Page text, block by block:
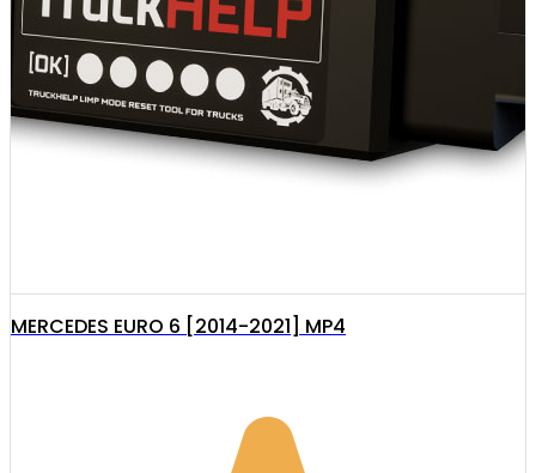
MERCEDES EURO 6 [2014-2021] MP4